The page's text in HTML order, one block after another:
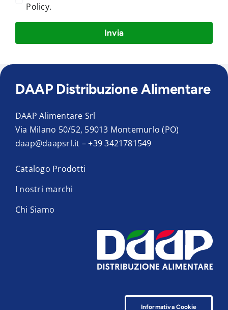
Policy.
Invia
DAAP Distribuzione Alimentare
DAAP Alimentare Srl
Via Milano 50/52, 59013 Montemurlo (PO)
daap@daapsrl.it –+39 3421781549
Catalogo Prodotti
I nostri marchi
Chi Siamo
Informativa Cookie